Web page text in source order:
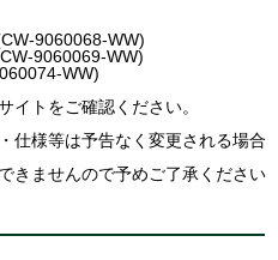
9060068-WW)
9060069-WW)
WW)
トをご確認ください。
仕様等は予告なく変更される場合
ませんので予めご了承ください